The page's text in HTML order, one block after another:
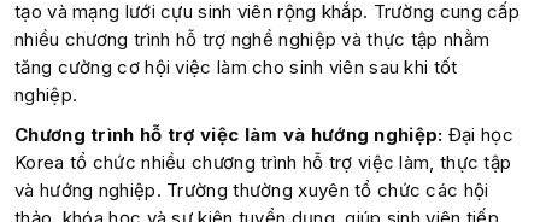
tạo và mạng lưới cựu sinh viên rộng khắp. Trường cung cấp
nhiều chương trình hỗ trợ nghề nghiệp và thực tập nhằm
tăng cường cơ hội việc làm cho sinh viên sau khi tốt
nghiệp.
Chương trình hỗ trợ việc làm và hướng nghiệp: Đại học
Korea tổ chức nhiều chương trình hỗ trợ việc làm, thực tập
và hướng nghiệp. Trường thường xuyên tổ chức các hội
thảo, khóa học và sự kiện tuyển dụng, giúp sinh viên tiếp